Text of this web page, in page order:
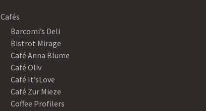
Cafés
Barcomi’s Deli
Bistrot Mirage
Café Anna Blume
Café Oliv
Café It’sLove
Café Zur Mieze
Coffee Profilers